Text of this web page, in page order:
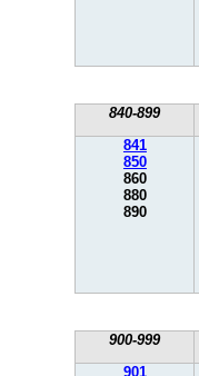
840-899
841
850
860
880
890
900-999
901